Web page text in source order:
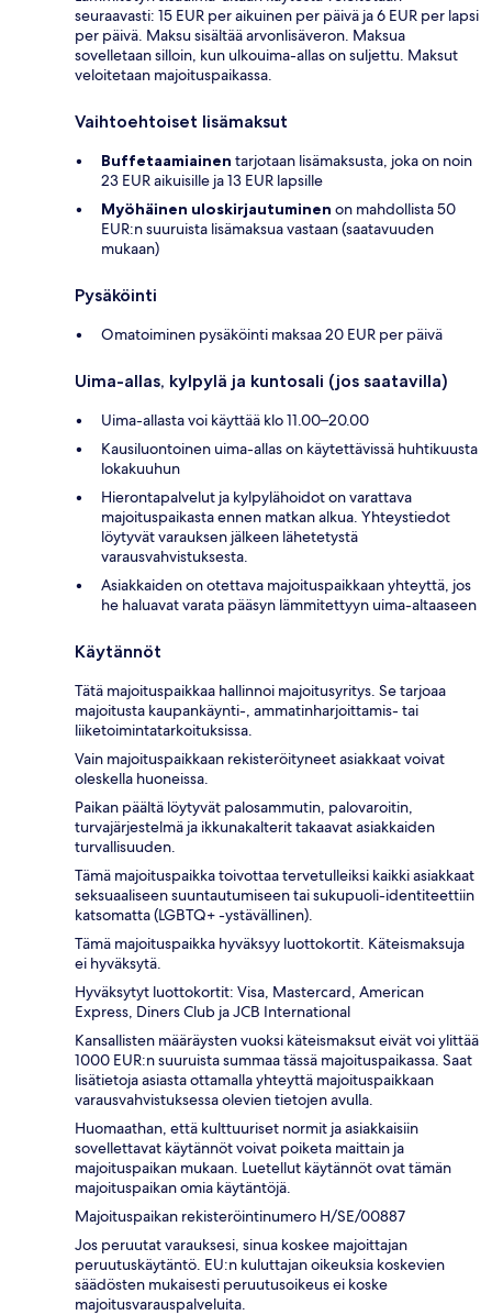
seuraavasti: 15 EUR per aikuinen per päivä ja 6 EUR per lapsi
per päivä. Maksu sisältää arvonlisäveron. Maksua
sovelletaan silloin, kun ulkouima-allas on suljettu. Maksut
veloitetaan majoituspaikassa.
Vaihtoehtoiset lisämaksut
Buffetaamiainen tarjotaan lisämaksusta, joka on noin
23 EUR aikuisille ja 13 EUR lapsille
Myöhäinen uloskirjautuminen on mahdollista 50
EUR:n suuruista lisämaksua vastaan (saatavuuden
mukaan)
Pysäköinti
Omatoiminen pysäköinti maksaa 20 EUR per päivä
Uima-allas, kylpylä ja kuntosali (jos saatavilla)
Uima-allasta voi käyttää klo 11.00–20.00
Kausiluontoinen uima-allas on käytettävissä huhtikuusta
lokakuuhun
Hierontapalvelut ja kylpylähoidot on varattava
majoituspaikasta ennen matkan alkua. Yhteystiedot
löytyvät varauksen jälkeen lähetetystä
varausvahvistuksesta.
Asiakkaiden on otettava majoituspaikkaan yhteyttä, jos
he haluavat varata pääsyn lämmitettyyn uima-altaaseen
Käytännöt
Tätä majoituspaikkaa hallinnoi majoitusyritys. Se tarjoaa
majoitusta kaupankäynti-, ammatinharjoittamis- tai
liiketoimintatarkoituksissa.
Vain majoituspaikkaan rekisteröityneet asiakkaat voivat
oleskella huoneissa.
Paikan päältä löytyvät palosammutin, palovaroitin,
turvajärjestelmä ja ikkunakalterit takaavat asiakkaiden
turvallisuuden.
Tämä majoituspaikka toivottaa tervetulleiksi kaikki asiakkaat
seksuaaliseen suuntautumiseen tai sukupuoli-identiteettiin
katsomatta (LGBTQ+ -ystävällinen).
Tämä majoituspaikka hyväksyy luottokortit. Käteismaksuja
ei hyväksytä.
Hyväksytyt luottokortit: Visa, Mastercard, American
Express, Diners Club ja JCB International
Kansallisten määräysten vuoksi käteismaksut eivät voi ylittää
1000 EUR:n suuruista summaa tässä majoituspaikassa. Saat
lisätietoja asiasta ottamalla yhteyttä majoituspaikkaan
varausvahvistuksessa olevien tietojen avulla.
Huomaathan, että kulttuuriset normit ja asiakkaisiin
sovellettavat käytännöt voivat poiketa maittain ja
majoituspaikan mukaan. Luetellut käytännöt ovat tämän
majoituspaikan omia käytäntöjä.
Majoituspaikan rekisteröintinumero H/SE/00887
Jos peruutat varauksesi, sinua koskee majoittajan
peruutuskäytäntö. EU:n kuluttajan oikeuksia koskevien
säädösten mukaisesti peruutusoikeus ei koske
majoitusvarauspalveluita.